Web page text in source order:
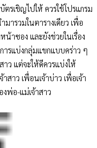
เชิญไปให้ ควรใช้โปรแกรม
ารวมในตารางเดียว เพื่อ
าซอง และยังช่วยในเรื่อง
รแบ่งกลุ่มแขกแบบคร่าว ๆ
าว แต่จะให้ดีควรแบ่งให้
สาว เพื่อนเจ้าบ่าว เพื่อเจ้า
พ่อ-แม่เจ้าสาว